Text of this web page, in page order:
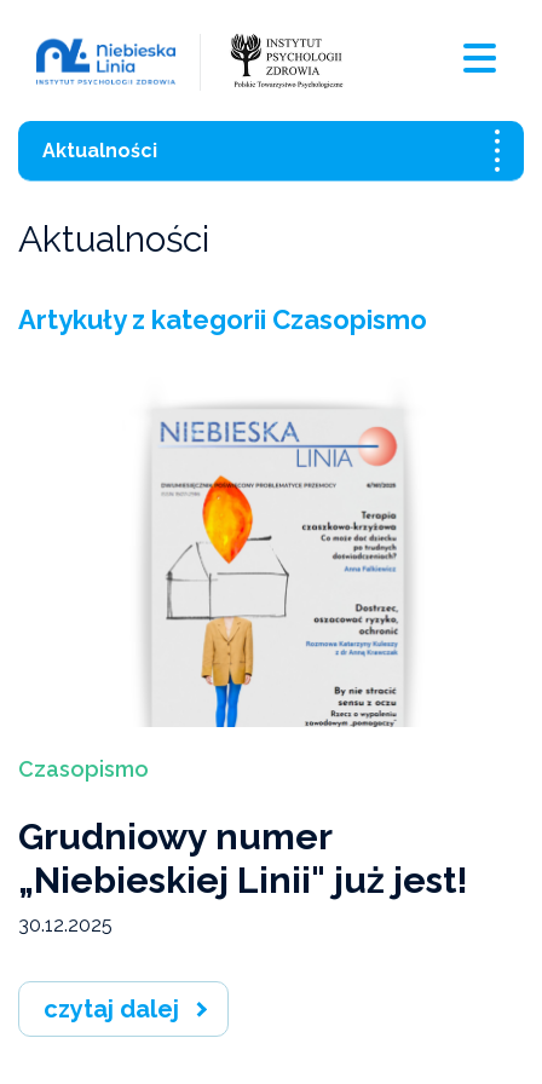
Aktualności
Czasopismo
Czarna Księga Ofiar Przemocy Domowej 2021
Ekspertyzy, interpelacje, opinie
Studium Przeciwdziałania Przemocy Domowej I
Wydarzenia
Artykuły „Niebieskiej Linii"
Wiadomości Niebieskiej Linii
Badania i raporty
Aktualności
Artykuły z kategorii Czasopismo
Czasopismo
Grudniowy numer
„Niebieskiej Linii" już jest!
30.12.2025
czytaj dalej